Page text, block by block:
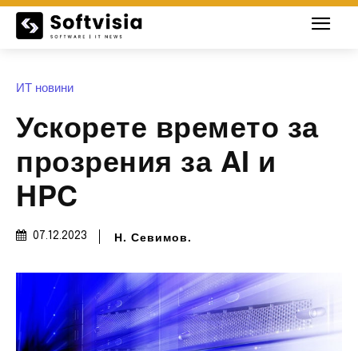
ИТ новини
Ускорете времето за
прозрения за AI и
HPC
07.12.2023 Н. Севимов.